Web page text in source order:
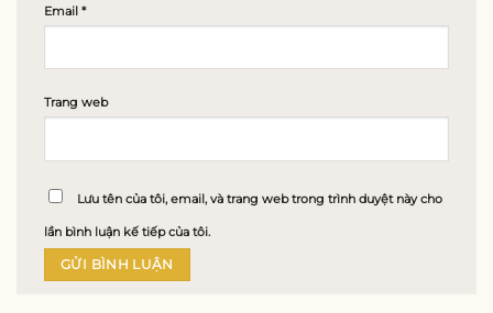
Email *
Trang web
Lưu tên của tôi, email, và trang web trong trình duyệt này cho
lần bình luận kế tiếp của tôi.